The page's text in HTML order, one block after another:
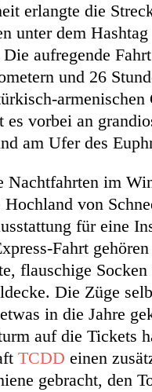
erlangte die
unter dem Hashtag
aufregende
und 26
armenischen
es vorbei an
am Ufer des
Nachtfahrten im
Hochland von
für eine
Fahrt
flauschige Socken
Die Züge
in die Jahre
auf die Tickets
TCDD einen
gebracht, den